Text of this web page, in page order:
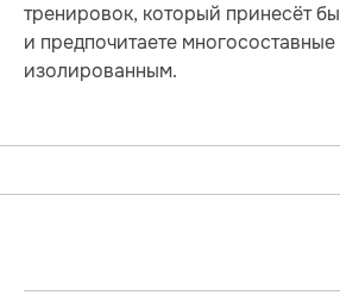
тренировок, который принесёт
и предпочитаете
изолированным.